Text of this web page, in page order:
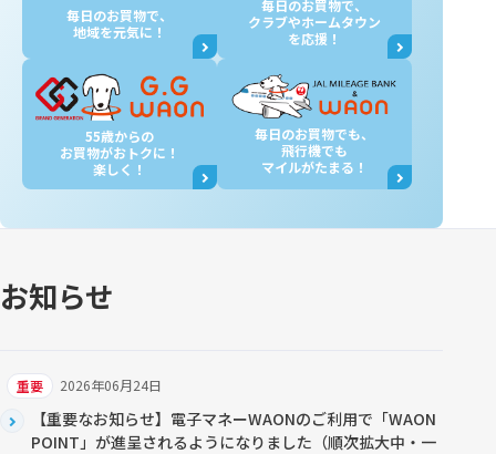
毎日のお買物で、
地域を元気に！
毎日のお買物で、
クラブやホームタウン
を応援！
55歳からの
お買物がおトクに！
楽しく！
毎日のお買物でも、
飛行機でも
マイルがたまる！
お知らせ
2026年06月24日
重要
【重要なお知らせ】電子マネーWAONのご利用で「WAON
POINT」が進呈されるようになりました（順次拡大中・一